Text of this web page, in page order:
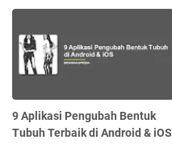
9 Aplikasi Pengubah Bentuk
Tubuh Terbaik di Android & iOS